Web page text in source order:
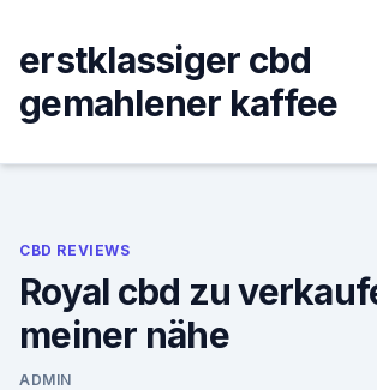
content
erstklassiger cbd
gemahlener kaffee
CBD REVIEWS
Royal cbd zu
meiner nähe
ADMIN